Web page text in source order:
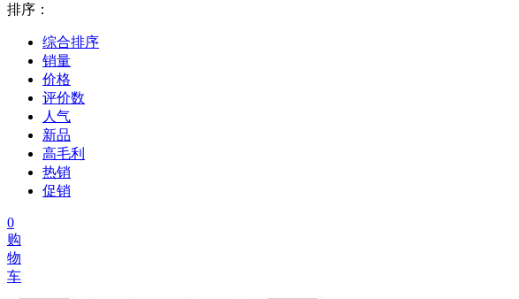
排序：
综合排序
销量
价格
评价数
人气
新品
高毛利
热销
促销
0
购
物
车